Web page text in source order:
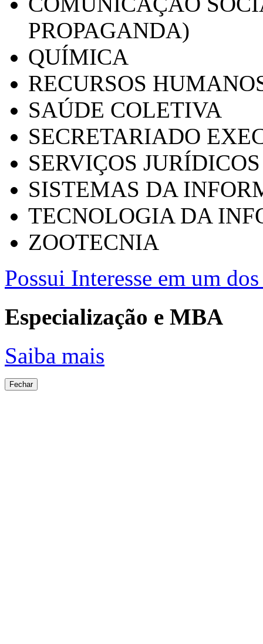
PROPAGANDA)
QUÍMICA
RECURSOS
SAÚDE COLETIVA
SECRETARIADO
SERVIÇOS
SISTEMAS DA
TECNOLOGIA DA
ZOOTECNIA
Possui Interesse em um
Especialização e MBA
Saiba mais
Fechar